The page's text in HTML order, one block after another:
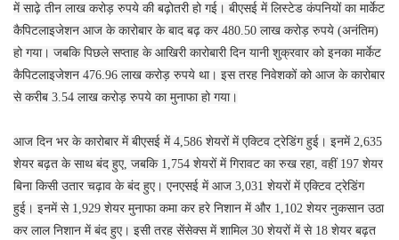
में साढ़े तीन लाख करोड़ रुपये की बढ़ोतरी हो गई। बीएसई में लिस्टेड कंपनियों का मार्केट
कैपिटलाइजेशन आज के कारोबार के बाद बढ़ कर 480.50 लाख करोड़ रुपये (अनंतिम)
हो गया। जबकि पिछले सप्ताह के आखिरी कारोबारी दिन यानी शुक्रवार को इनका मार्केट
कैपिटलाइजेशन 476.96 लाख करोड़ रुपये था। इस तरह निवेशकों को आज के कारोबार
से करीब 3.54 लाख करोड़ रुपये का मुनाफा हो गया।
आज दिन भर के कारोबार में बीएसई में 4,586 शेयरों में एक्टिव ट्रेडिंग हुई। इनमें 2,635
शेयर बढ़त के साथ बंद हुए, जबकि 1,754 शेयरों में गिरावट का रुख रहा, वहीं 197 शेयर
बिना किसी उतार चढ़ाव के बंद हुए। एनएसई में आज 3,031 शेयरों में एक्टिव ट्रेडिंग
हुई। इनमें से 1,929 शेयर मुनाफा कमा कर हरे निशान में और 1,102 शेयर नुकसान उठा
कर लाल निशान में बंद हुए। इसी तरह सेंसेक्स में शामिल 30 शेयरों में से 18 शेयर बढ़त